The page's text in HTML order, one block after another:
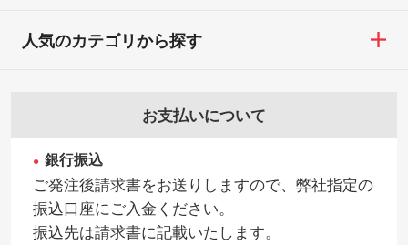
けを使いたいです
シンプルな背景のデータや、使いたいキャ
・持っているデータの背景が足りない／塗
り足しの作り方が分からない
印刷したいデータが印刷範囲よりも小さい
場合、シンプルな色・柄の背景であれば拡
・お客様のご都合による返品・交換依頼(商
お支払いについて
銀行振込
ご発注後請求書をお送りしますので、弊社指定の
振込口座にご入金ください。
振込先は請求書に記載いたします。
人気のカテゴリから探す